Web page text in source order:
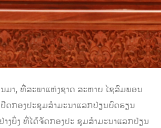
, ທີ່ສະພາແຫ່ງຊາດ ສະຫາຍ ໄຊສົມພອນ
ດກອງປະຊຸມສໍາມະນາແລກປ່ຽນບົດຮຽນ
ງຍິ່ງ ທີ່ໄດ້ຈັດກອງປະ ຊຸມສໍາມະນາແລກປ່ຽນ